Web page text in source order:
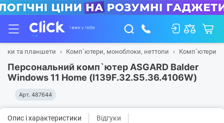
та планшети Комп`ютери, моноблоки, неттопи Комп`ютери
Персональний комп`ютер ASGARD Balder
Windows 11 Home (I139F.32.S5.36.4106W)
Арт. 487644
Опис і характеристики Відгуки